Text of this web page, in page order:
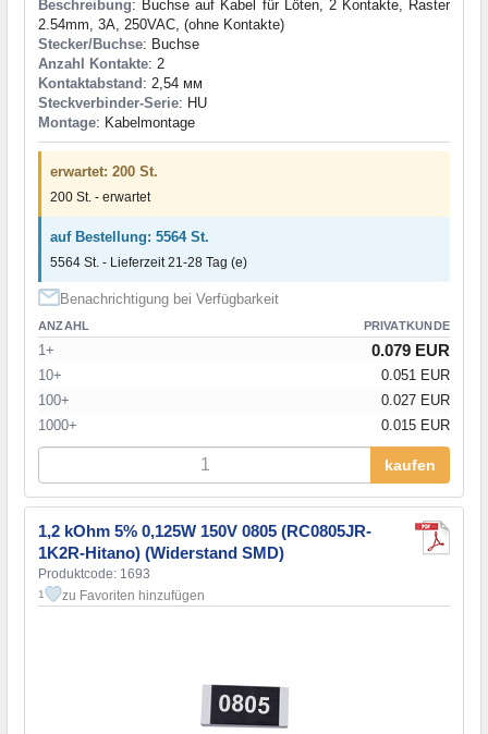
Beschreibung: Buchse auf Kabel für Löten, 2 Kontakte, Raster
2.54mm, 3A, 250VAC, (ohne Kontakte)
Stecker/Buchse: Buchse
Anzahl Kontakte: 2
Kontaktabstand : 2,54 мм
Steckverbinder-Serie: HU
Montage: Kabelmontage
erwartet: 200 St.
200 St. - erwartet
auf Bestellung: 5564 St.
5564 St. - Lieferzeit 21-28 Tag (e)
Benachrichtigung bei Verfügbarkeit
ANZAHL PRIVATKUNDE
1+ 0.079 EUR
10+
0.051 EUR
100+
0.027 EUR
1000+
0.015 EUR
kaufen
1,2 kOhm 5% 0,125W 150V 0805 (RC0805JR-
1K2R-Hitano) (Widerstand SMD)
Produktcode: 1693
1 zu Favoriten hinzufügen